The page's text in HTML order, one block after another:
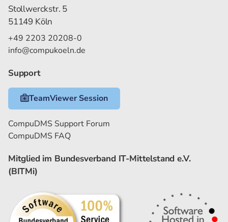
Stollwerckstr. 5
51149 Köln
+49 2203 20208-0
info@compukoeln.de
Support
TeamViewer Session
CompuDMS Support Forum
CompuDMS FAQ
Mitglied im Bundesverband IT-Mittelstand e.V.
(BITMi)